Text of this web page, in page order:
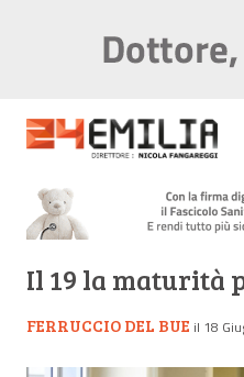
Il 19 la maturità
FERRUCCIO DEL BUE il 18